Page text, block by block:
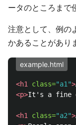
ータのところまで
注意として、例の
かあることがあり
example.html
<h1 class="a1">
<p>It's a fine
<h1 class="a2">